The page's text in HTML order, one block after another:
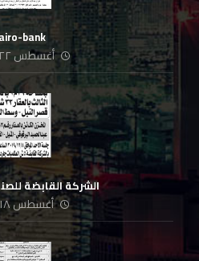
bank
أغسطس ٢٢, ٢٠٢٠
الشركة القابضة
أغسطس ١٨, ٢٠٢٠